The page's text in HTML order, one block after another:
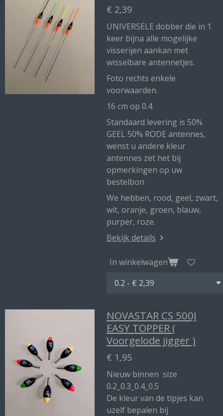
€ 2,39
UNIVERSELE dobber die in 1
keer bijna alle mogelijke
visserijen aankan met
wisselbare antennetjes.
Foto rechts enkele
voorwaarden.
16 cm op 0.4
Standaard levering is 50%
GEEL 50% RODE antennes,
wenst u andere kleur
antennes zet het bij
opmerkingen op uw
bestelbon
We hebben, rood, geel, zwart,
wit, oranje, groen, blauw,
purper, roze.
Bekijk details
In winkelwagen
NOVASTAR CS 500J
EASY TOPPER (
Voorgelode jigger )
€ 1,95
Nieuw binnen size
0.2_0.3_0.4_0.5
De kleur van de tipjes kan
uzelf bepalen bij